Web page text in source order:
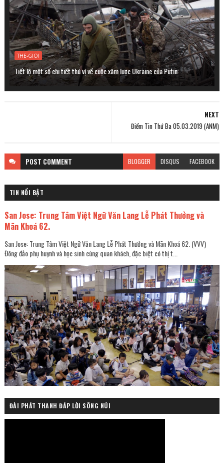
THE-GIOI
Tiết lộ một số chi tiết thú vị về cuộc xâm lược Ukraine của Putin
NEXT
Điểm Tin Thứ Ba 05.03.2019 (ANM)
POST COMMENT BLOGGER DISQUS FACEBOOK
TIN NỔI BẬT
San Jose: Trung Tâm Việt Ngữ Văn Lang Lễ Phát Thưởng và
Mãn Khoá 62.
San Jose: Trung Tâm Việt Ngữ Văn Lang Lễ Phát Thưởng và Mãn Khoá 62. (VVV)
Đông đảo phụ huynh và học sinh cùng quan khách, đặc biệt có thị t...
ĐÀI PHÁT THANH ĐÁP LỜI SÔNG NÚI